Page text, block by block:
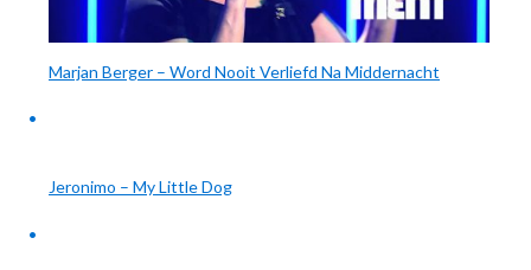
Marjan Berger – Word Nooit Verliefd Na Middernacht
Jeronimo – My Little Dog